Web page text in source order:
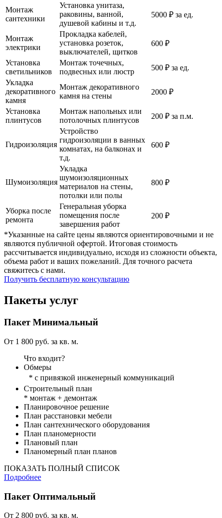
Монтаж
сантехники
Установка унитаза,
раковины, ванной,
душевой кабины и т.д.
5000 ₽ за ед.
Монтаж
электрики
Прокладка кабелей,
установка розеток,
выключателей, щитков
600 ₽
Установка
светильников
Монтаж точечных,
подвесных или люстр
500 ₽ за ед.
Укладка
декоративного
камня
Монтаж декоративного
камня на стены
2000 ₽
Установка
плинтусов
Монтаж напольных или
потолочных плинтусов
200 ₽ за п.м.
Гидроизоляция
Устройство
гидроизоляции в ванных
комнатах, на балконах и
т.д.
600 ₽
Шумоизоляция
Укладка
шумоизоляционных
материалов на стены,
потолки или полы
800 ₽
Уборка после
ремонта
Генеральная уборка
помещения после
завершения работ
200 ₽
*Указанные на сайте цены являются ориентировочными и не
являются публичной офертой. Итоговая стоимость
рассчитывается индивидуально, исходя из сложности объекта,
объема работ и ваших пожеланий. Для точного расчета
свяжитесь с нами.
Получить бесплатную консультацию
Пакеты услуг
ПакетМинимальный
От 1 800 руб. за кв. м.
Что входит?
Обмеры
* с привязкой инженерный коммуникаций
Строительный план
* монтаж + демонтаж
Планировочное решение
План расстановки мебели
План сантехнического оборудования
План планомерности
Плановый план
Планомерный план планов
ПОКАЗАТЬ ПОЛНЫЙ СПИСОК
Подробнее
ПакетОптимальный
От 2 800 руб. за кв. м.